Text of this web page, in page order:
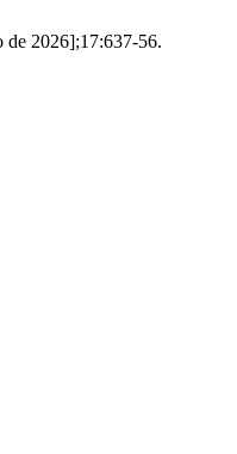
de 2026];17:637-56.